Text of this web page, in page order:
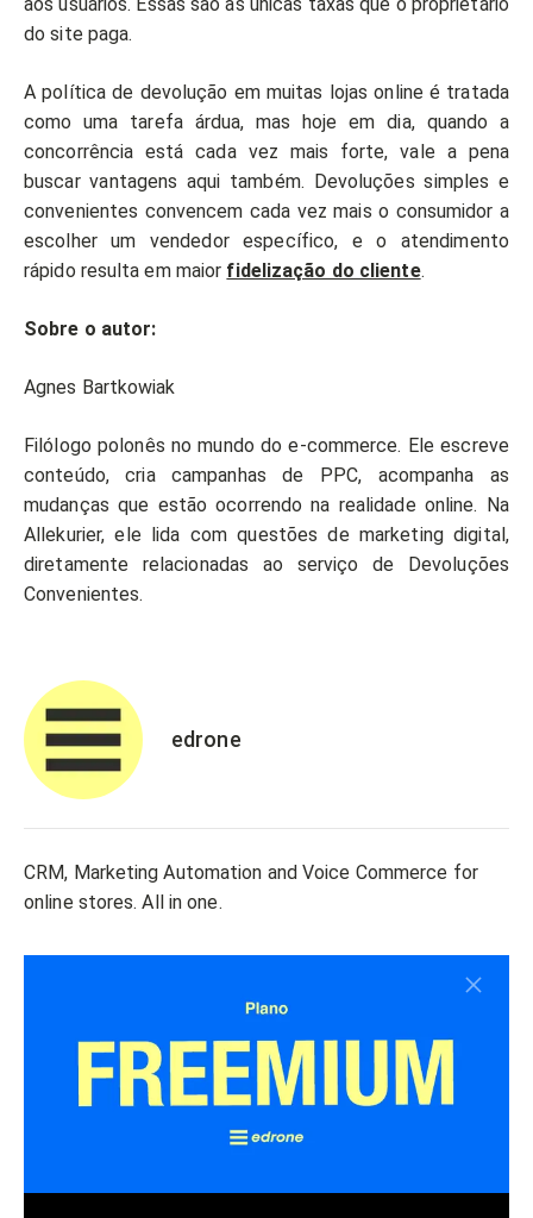
do site paga.
A política de devolução em muitas lojas online é tratada
como uma tarefa árdua, mas hoje em dia, quando a
concorrência está cada vez mais forte, vale a pena
buscar vantagens aqui também. Devoluções simples e
convenientes convencem cada vez mais o consumidor a
escolher um vendedor específico, e o atendimento
rápido resulta em maior fidelização do cliente.
Sobre o autor:
Agnes Bartkowiak
Filólogo polonês no mundo do e-commerce. Ele escreve
conteúdo, cria campanhas de PPC, acompanha as
mudanças que estão ocorrendo na realidade online. Na
Allekurier, ele lida com questões de marketing digital,
diretamente relacionadas ao serviço de Devoluções
Convenientes.
edrone
CRM, Marketing Automation and Voice Commerce for
online stores. All in one.